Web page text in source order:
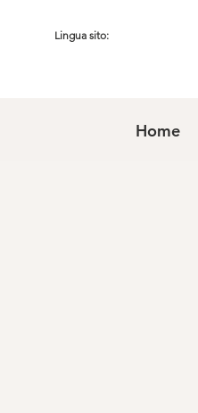
Lingua sito:
Home